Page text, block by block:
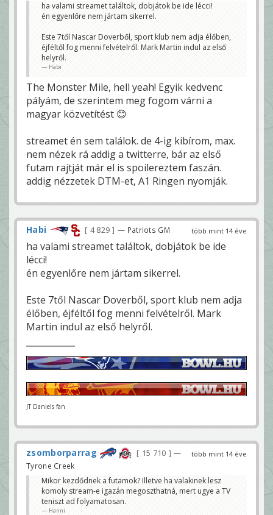
ha valami streamet találtok, dobjátok be ide lécci!
én egyenlőre nem jártam sikerrel.
Este 7től Nascar Doverből, sport klub nem adja élőben,
éjféltől fog menni felvételről. Mark Martin indul az első
helyről.
Habi
The Monster Mile, hell yeah! Egyik kedvenc
pályám, de szerintem meg fogom várni a
magyar közvetítést 😊
streamet én sem találok. de 4-ig kibírom, max.
nem nézek rá addig a twitterre, bár az első
futam rajtját már el is spoilereztem faszán.
addig nézzetek DTM-et, A1 Ringen nyomják.
több mint 14 éve
Habi 4 829 — Patriots GM
ha valami streamet találtok, dobjátok be ide
lécci!
én egyenlőre nem jártam sikerrel.
Este 7től Nascar Doverből, sport klub nem adja
élőben, éjféltől fog menni felvételről. Mark
Martin indul az első helyről.
JT Daniels fan
több mint 14 éve
zsomborparrag 15 710
—
Tyrone Creek
Mikor kezdődnek a futamok? Illetve ha valakinek lesz
komoly stream-e igazán megoszthatná, mert ugye a TV
teniszt ad folyamatosan.
Hanni